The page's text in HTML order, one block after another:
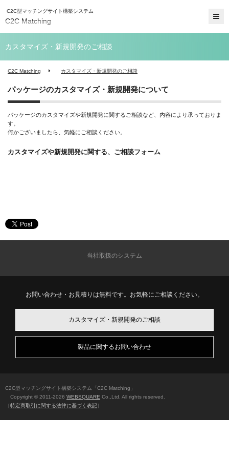
C2C型マッチングサイト構築システム
C2C Matching
カスタマイズ・新規開発のご相談
C2C Matching カスタマイズ・新規開発のご相談
パッケージのカスタマイズ・新規開発について
パッケージのカスタマイズや新規開発に関するご相談など、内容により承っておりま
す。
何かございましたら、気軽にご相談ください。
カスタマイズや新規開発に関する、ご相談フォーム
当社取扱のシステム
お問い合わせ・お見積りは無料です。お気軽にご相談ください。
カスタマイズ・新規開発のご相談
製品に関するお問い合わせ
C2C型マッチングサイト構築システム「C2C Matching」
Copyright © 2011-2026 WEBSQUARE Co.,Ltd. All rights reserved.
［特定商取引に関する法律に基づく表記］